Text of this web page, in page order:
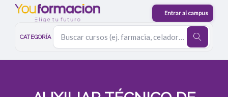
CATEGORÍA